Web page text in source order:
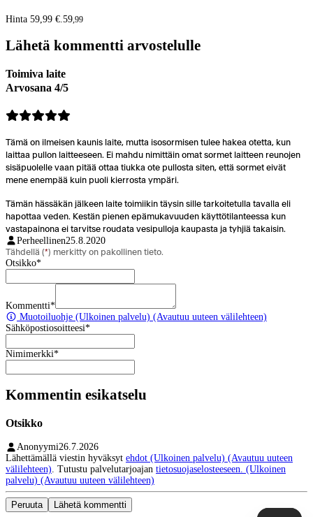
Hinta 59,99 €. 59,99
Lähetä kommentti arvostelulle
Toimiva laite
Arvosana 4/5
Tämä on ilmeisen kaunis laite, mutta isosormisen tulee hakea otetta, kun
laittaa pullon laitteeseen. Ei mahdu nimittäin omat sormet laitteen reunojen
sisäpuolelle vaan pitää ottaa tiukka ote pullosta siten, että sormet eivät
mene enempää kuin puoli kierrosta ympäri.
Tämän hässäkän jälkeen laite toimiikin täysin sille tarkoitetulla tavalla eli
hapottaa veden. Kestän pienen epämukavuuden käyttötilanteessa kun
vastapainona ei tarvitse roudata vesipulloja kaupasta ja tyhjiä takaisin.
Perheellinen25.8.2020
Tähdellä (*) merkitty on pakollinen tieto.
Otsikko*
Kommentti*
Muotoiluohje (Ulkoinen palvelu) (Avautuu uuteen välilehteen)
Sähköpostiosoitteesi*
Nimimerkki*
Kommentin esikatselu
Otsikko
Anonyymi26.7.2026
Lähettämällä viestin hyväksyt ehdot (Ulkoinen palvelu) (Avautuu uuteen
välilehteen). Tutustu palvelutarjoajan tietosuojaselosteeseen. (Ulkoinen
palvelu) (Avautuu uuteen välilehteen)
Peruuta Lähetä kommentti